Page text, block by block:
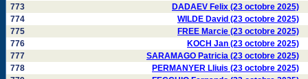
773
DADAEV Felix (23 octobre 2025)
774
WILDE David (23 octobre 2025)
775
FREE Marcie (23 octobre 2025)
776
KOCH Jan (23 octobre 2025)
777
SARAMAGO Patricia (23 octobre 2025)
778
PERMANYER Lliuis (23 octobre 2025)